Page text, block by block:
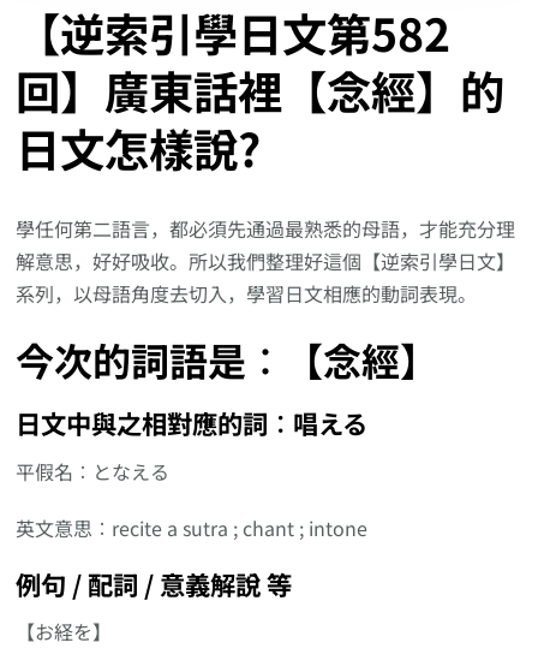
【逆索引學日文第582
回】廣東話裡【念經】的
日文怎樣說?
學任何第二語言，都必須先通過最熟悉的母語，才能充分理
解意思，好好吸收。所以我們整理好這個【逆索引學日文】
系列，以母語角度去切入，學習日文相應的動詞表現。
今次的詞語是︰【念經】
日文中與之相對應的詞︰唱える
平假名︰となえる
英文意思︰recite a sutra ; chant ; intone
例句 / 配詞 / 意義解說 等
【お経を】